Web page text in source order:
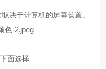
决于计算机的屏幕设置。
面选择